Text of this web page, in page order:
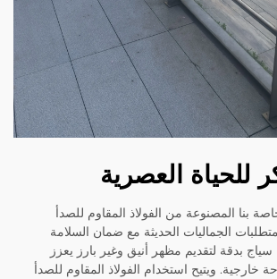
للحياة العصرية
بنا المصنوعة من الفولاذ المقاوم للصدأ
الجماليات الحديثة مع ضمان السلامة
سياج بدقة لتقديم مظهر أنيق وغير بارز يعزز
خارجية. ويتيح استخدام الفولاذ المقاوم للصدأ